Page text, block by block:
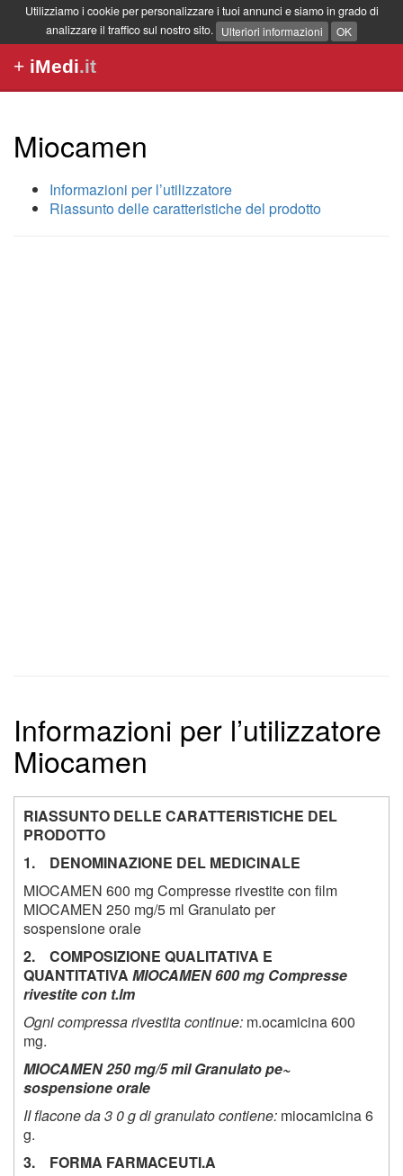
Utilizziamo i cookie per personalizzare i tuoi annunci e siamo in grado di
analizzare il traffico sul nostro sito. Ulteriori informazioni OK
+ iMedi.it
Miocamen
Informazioni per l’utilizzatore
Riassunto delle caratteristiche del prodotto
Informazioni per l’utilizzatore
Miocamen
RIASSUNTO DELLE CARATTERISTICHE DEL
PRODOTTO
1. DENOMINAZIONE DEL MEDICINALE
MIOCAMEN 600 mg Compresse rivestite con film
MIOCAMEN 250 mg/5 ml Granulato per
sospensione orale
2. COMPOSIZIONE QUALITATIVA E
QUANTITATIVA MIOCAMEN 600 mg Compresse
rivestite con t.lm
Ogni compressa rivestita continue: m.ocamicina 600
mg.
MIOCAMEN 250 mg/5 milGranulato pe~
sospensione orale
II flacone da 3 0 g di granulato contiene: miocamicina 6
g.
3. FORMA FARMACEUTI.A